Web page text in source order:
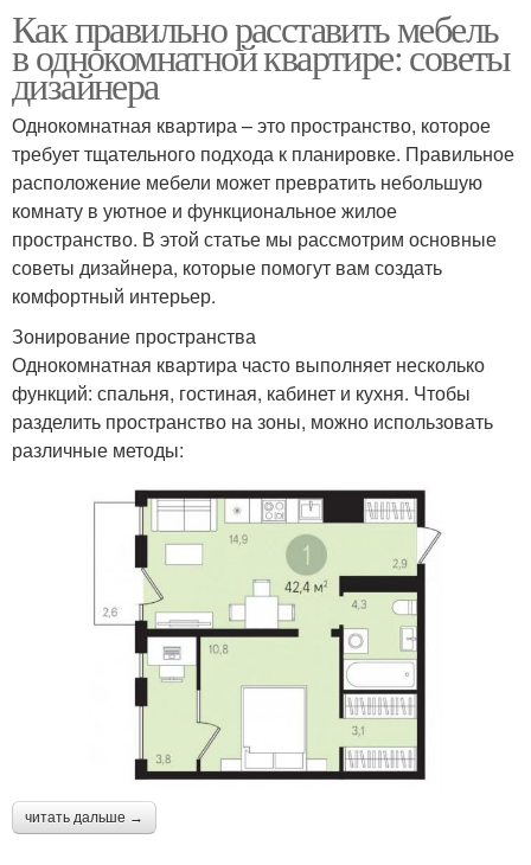
Как правильно расставить мебель
в однокомнатной квартире: советы
дизайнера
Однокомнатная квартира – это пространство, которое
требует тщательного подхода к планировке. Правильное
расположение мебели может превратить небольшую
комнату в уютное и функциональное жилое
пространство. В этой статье мы рассмотрим основные
советы дизайнера, которые помогут вам создать
комфортный интерьер.
Зонирование пространства
Однокомнатная квартира часто выполняет несколько
функций: спальня, гостиная, кабинет и кухня. Чтобы
разделить пространство на зоны, можно использовать
различные методы:
читать дальше →